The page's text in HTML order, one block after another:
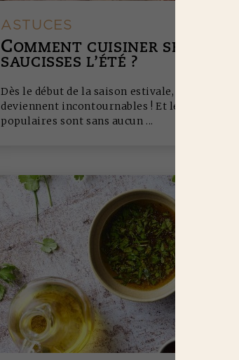
ASTUCES
COMMENT CUISINER SES
SAUCISSES L’ÉTÉ ?
Dès le début de la saison estivale, les grillades
deviennent incontournables ! Et les plus
populaires sont sans aucun ...